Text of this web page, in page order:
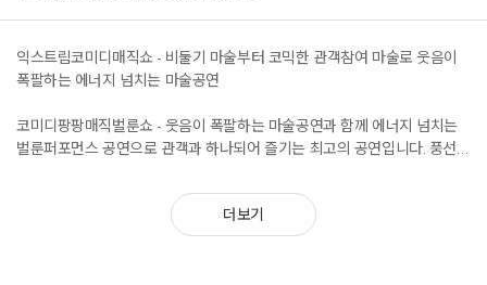
익스트림코미디매직쇼 - 비둘기 마술부터 코믹한 관객참여 마술로 웃음이
폭팔하는 에너지 넘치는 마술공연
코미디팡팡매직벌룬쇼 - 웃음이 폭팔하는 마술공연과 함께 에너지 넘치는
벌룬퍼포먼스 공연으로 관객과 하나되어 즐기는 최고의 공연입니다. 풍선쇼
별빛매직버블쇼 - 작은 비누방울 부터 큰 비누방울까지 아이들이 최고로 좋
아하는 마술과 버블쇼 구성으로 진행하는 공연입니다
더보기